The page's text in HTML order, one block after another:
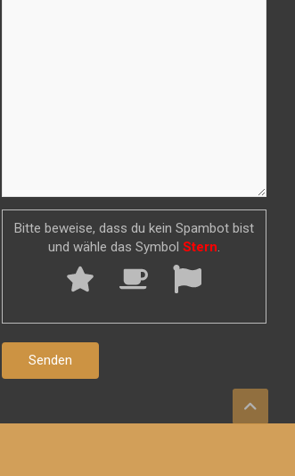
Bitte beweise, dass du kein Spambot bist
und wähle das Symbol Stern.